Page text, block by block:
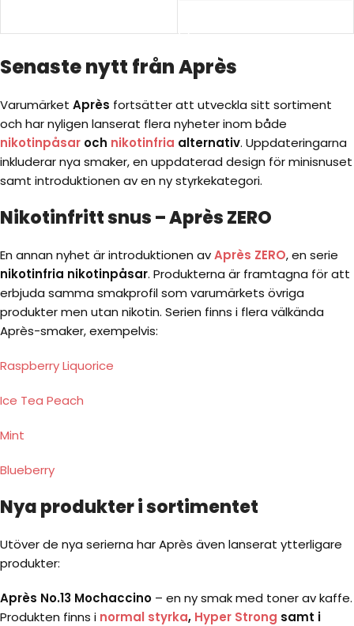
Senaste nytt från Après
Varumärket Après fortsätter att utveckla sitt sortiment
och har nyligen lanserat flera nyheter inom både
nikotinpåsar och nikotinfria alternativ. Uppdateringarna
inkluderar nya smaker, en uppdaterad design för minisnuset
samt introduktionen av en ny styrkekategori.
Nikotinfritt snus – Après ZERO
En annan nyhet är introduktionen avAprès ZERO, en serie
nikotinfria nikotinpåsar. Produkterna är framtagna för att
erbjuda samma smakprofil som varumärkets övriga
produkter men utan nikotin. Serien finns i flera välkända
Après-smaker, exempelvis:
Raspberry Liquorice
Ice Tea Peach
Mint
Blueberry
Nya produkter i sortimentet
Utöver de nya serierna har Après även lanserat ytterligare
produkter:
Après No.13 Mochaccino – en ny smak med toner av kaffe.
Produkten finns i normal styrka, Hyper Strong samt i